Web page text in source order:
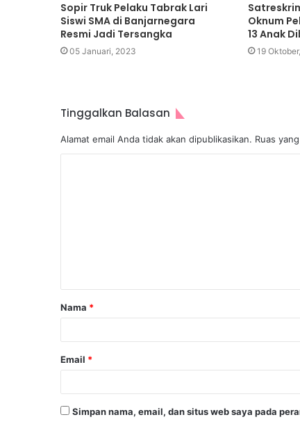
Sopir Truk Pelaku Tabrak Lari
Siswi SMA di Banjarnegara
Resmi Jadi Tersangka
05 Januari, 2023
Oknum
13 Anak
19
Tinggalkan Balasan
Alamat email Anda tidak akan dipublikasikan. Ruas
Nama *
Email *
Simpan nama, email, dan situs web saya pada